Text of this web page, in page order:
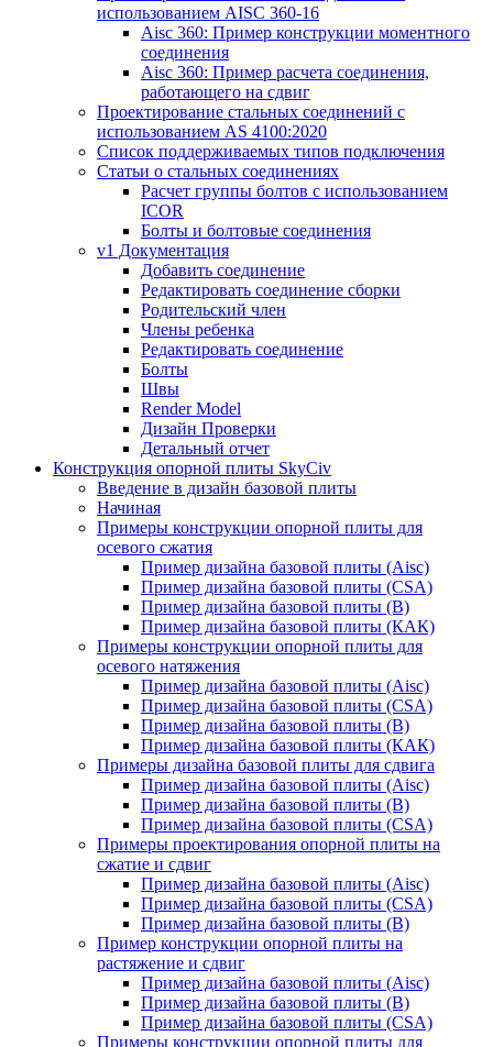
использованием AISC 360-16
Aisc 360: Пример конструкции моментного
соединения
Aisc 360: Пример расчета соединения,
работающего на сдвиг
Проектирование стальных соединений с
использованием AS 4100:2020
Список поддерживаемых типов подключения
Статьи о стальных соединениях
Расчет группы болтов с использованием
ICOR
Болты и болтовые соединения
v1 Документация
Добавить соединение
Редактировать соединение сборки
Родительский член
Члены ребенка
Редактировать соединение
Болты
Швы
Render Model
Дизайн Проверки
Детальный отчет
Конструкция опорной плиты SkyCiv
Введение в дизайн базовой плиты
Начиная
Примеры конструкции опорной плиты для
осевого сжатия
Пример дизайна базовой плиты (Aisc)
Пример дизайна базовой плиты (CSA)
Пример дизайна базовой плиты (В)
Пример дизайна базовой плиты (КАК)
Примеры конструкции опорной плиты для
осевого натяжения
Пример дизайна базовой плиты (Aisc)
Пример дизайна базовой плиты (CSA)
Пример дизайна базовой плиты (В)
Пример дизайна базовой плиты (КАК)
Примеры дизайна базовой плиты для сдвига
Пример дизайна базовой плиты (Aisc)
Пример дизайна базовой плиты (В)
Пример дизайна базовой плиты (CSA)
Примеры проектирования опорной плиты на
сжатие и сдвиг
Пример дизайна базовой плиты (Aisc)
Пример дизайна базовой плиты (CSA)
Пример дизайна базовой плиты (В)
Пример конструкции опорной плиты на
растяжение и сдвиг
Пример дизайна базовой плиты (Aisc)
Пример дизайна базовой плиты (В)
Пример дизайна базовой плиты (CSA)
Примеры конструкции опорной плиты для